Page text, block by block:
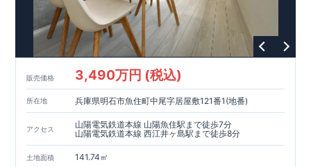
販売価格 3,490万円 (税込)
所在地 兵庫県明石市魚住町中尾字居屋敷121番1(地番)
アクセス
山陽電気鉄道本線 山陽魚住駅まで徒歩7分
山陽電気鉄道本線 西江井ヶ島駅まで徒歩8分
土地面積 141.74㎡